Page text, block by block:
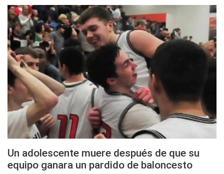
Un adolescente muere después de que su
equipo ganara un pardido de baloncesto